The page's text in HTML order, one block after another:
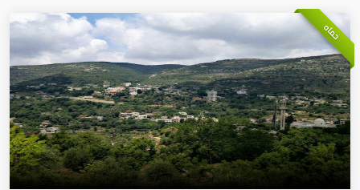
حماه